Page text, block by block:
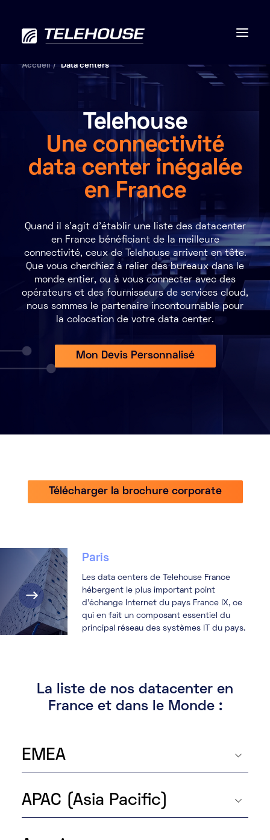
Data centers
Connectivité
Services
Contactez-nous
À propos
Marketplace
Ressources
Partenaires
DE
FR
Accueil Data centers
Telehouse
Une connectivité
data center inégalée
en France
Quand il s'agit d'établir une liste des datacenter
en France bénéficiant de la meilleure
connectivité, ceux de Telehouse arrivent en tête.
Que vous cherchiez à relier des bureaux dans le
monde entier, ou à vous connecter avec des
opérateurs et des fournisseurs de services cloud,
nous sommes le partenaire incontournable pour
la colocation de votre data center.
Mon Devis Personnalisé
Télécharger la brochure corporate
Paris
Les data centers de Telehouse France
hébergent le plus important point
d'échange Internet du pays France IX, ce
qui en fait un composant essentiel du
principal réseau des systèmes IT du pays.
La liste de nos datacenter en
France et dans le Monde :
EMEA
APAC (Asia Pacific)